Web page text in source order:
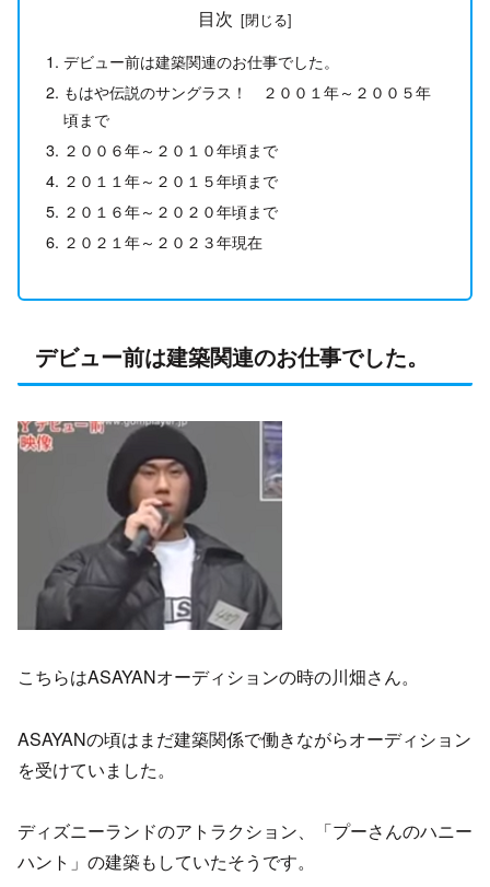
目次
デビュー前は建築関連のお仕事でした。
もはや伝説のサングラス！ ２００１年～２００５年
頃まで
２００６年～２０１０年頃まで
２０１１年～２０１５年頃まで
２０１６年～２０２０年頃まで
２０２１年～２０２３年現在
デビュー前は建築関連のお仕事でした。
こちらはASAYANオーディションの時の川畑さん。
ASAYANの頃はまだ建築関係で働きながらオーディション
を受けていました。
ディズニーランドのアトラクション、「プーさんのハニー
ハント」の建築もしていたそうです。